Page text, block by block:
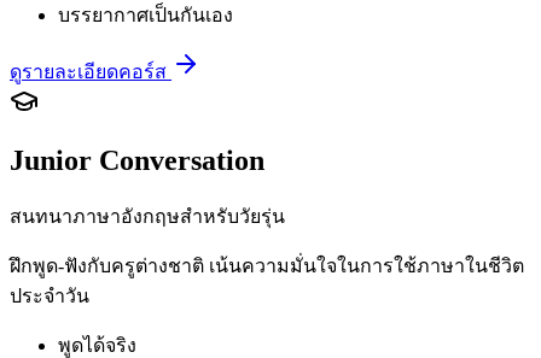
บรรยากาศเป็นกันเอง
ดูรายละเอียดคอร์ส
Junior Conversation
สนทนาภาษาอังกฤษสำหรับวัยรุ่น
ฝึกพูด-ฟังกับครูต่างชาติ เน้นความมั่นใจในการใช้ภาษาในชีวิต
ประจำวัน
พูดได้จริง